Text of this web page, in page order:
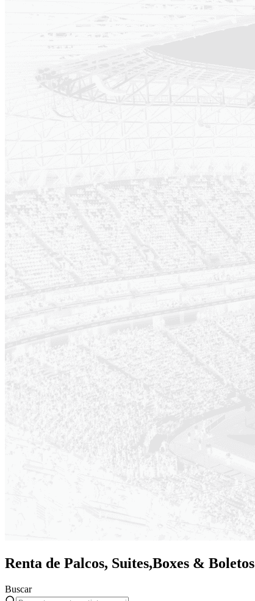
Renta de Palcos, Suites,Boxes & Boletos
Buscar